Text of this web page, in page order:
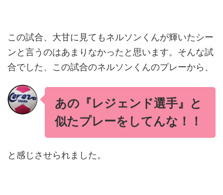
この試合、大甘に見てもネルソンくんが輝いたシー
ンと言うのはあまりなかったと思います。そんな試
合でした、この試合のネルソンくんのプレーから、
あの『レジェンド選手』と
似たプレーをしてんな！！
と感じさせられました。